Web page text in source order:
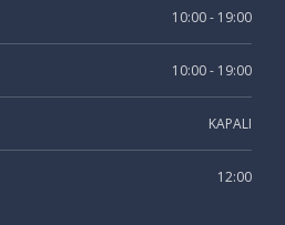
10:00 - 19:00
10:00 - 19:00
KAPALI
12:00